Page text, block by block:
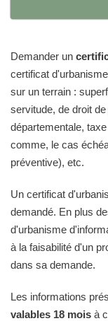
Demander un
certificat
sur un terrain :
servitude, de droit
départementale,
comme, le cas
préventive), etc.
Un certificat
demandé. En plus
d'urbanisme
à la faisabilité d'un
dans sa demande.
Les informations
valables 18 mois à